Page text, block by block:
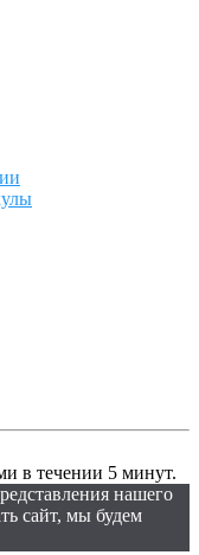
в течении 5 минут.
нашего
сайт, мы будем